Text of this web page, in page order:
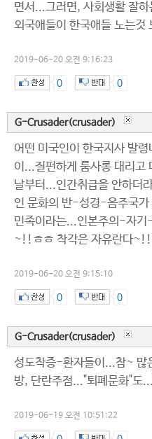
면서...그러면, 사회생활 잘
외국애들이 한국애들 노는
2019-06-20 오전 9:16:23
0 0
G-Crusader(crusader)
어떤 미국인이 한국지사 발
이...질펀하게 룸사롱 대리고
날부터...인간취급을 안하더
인 문화의 반-성경-음주국
민족이라는...인본주의-자
~!!ㅎㅎ 착각은 자유란다
2019-06-20 오전 9:15:10
0 0
G-Crusader(crusader)
성도착증-환자들이...참~ 많
방, 단란주점..."퇴폐문화"
2019-06-19 오전 10:51:22